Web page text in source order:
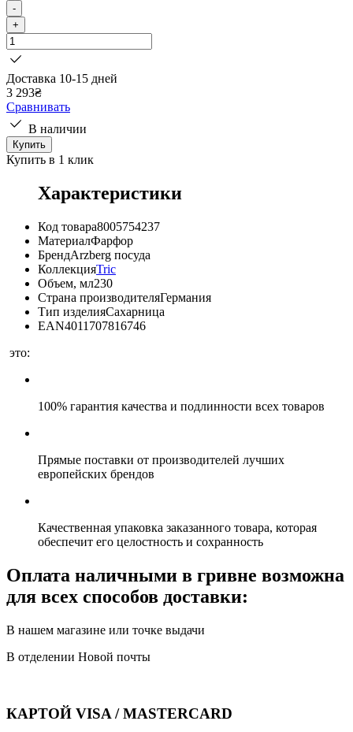
-
+
Доставка 10-15 дней
3 293₴
Сравнивать
В наличии
Купить
Купить в 1 клик
Характеристики
Код товара8005754237
МатериалФарфор
БрендArzberg посуда
КоллекцияTric
Объем, мл230
Страна производителяГермания
Тип изделияСахарница
EAN4011707816746
это:
100% гарантия качества и подлинности всех товаров
Прямые поставки от производителей лучших
европейских брендов
Качественная упаковка заказанного товара, которая
обеспечит его целостность и сохранность
Оплата наличными в гривне возможна
для всех способов доставки:
В нашем магазине или точке выдачи
В отделении Новой почты
КАРТОЙ VISA / MASTERCARD